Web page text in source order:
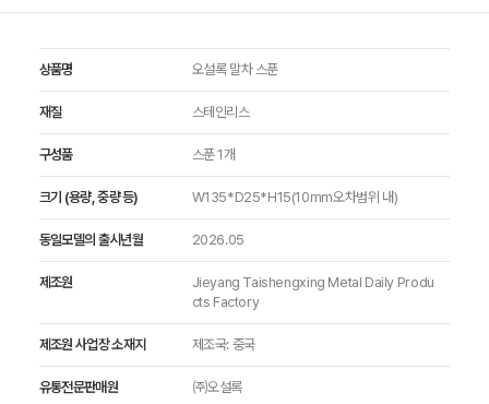
상품명 오설록 말차 스푼
재질 스테인리스
구성품 스푼 1개
크기 (용량, 중량 등) W135*D25*H15(10mm오차범위 내)
동일모델의 출시년월 2026.05
제조원
Jieyang Taishengxing Metal Daily Produ
cts Factory
제조원 사업장 소재지 제조국: 중국
유통전문판매원 ㈜오설록